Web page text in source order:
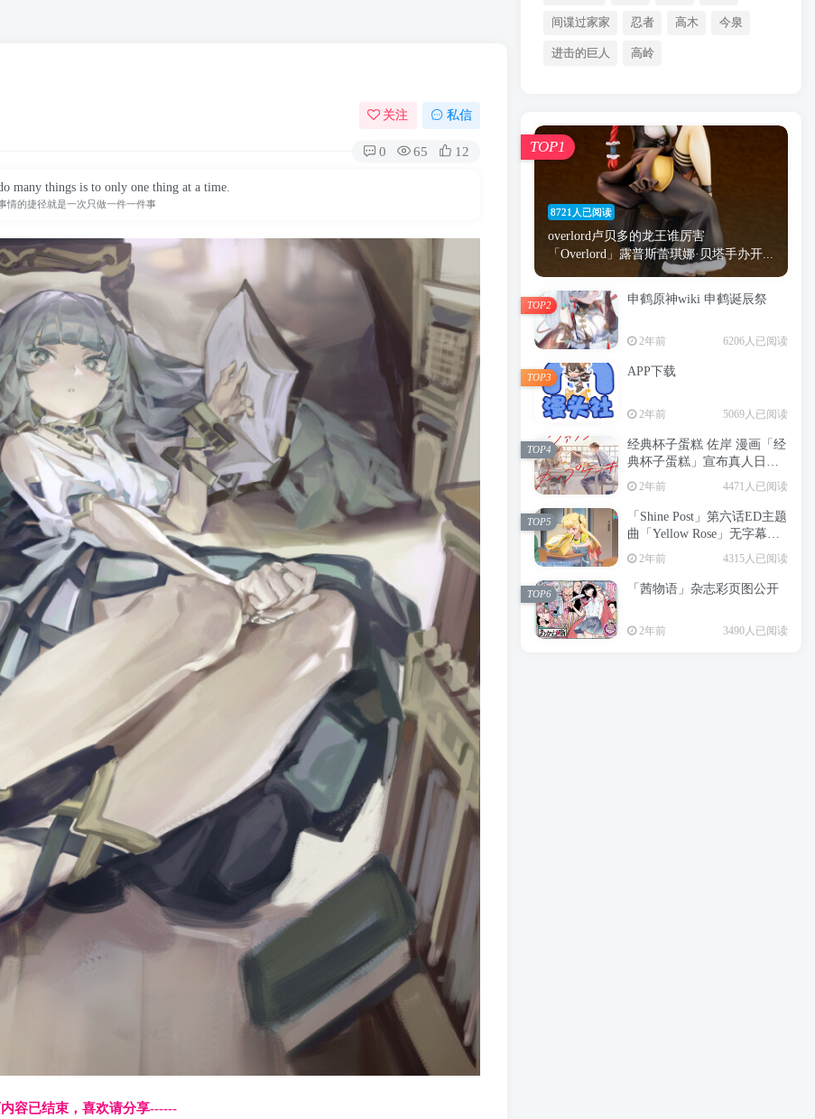
关注 私信
0 65 12
many things is to only one thing at a time.
情的捷径就是一次只做一件一件事
容已结束，喜欢请分享------
间谍过家家 忍者 高木 今泉
进击的巨人 高岭
8721人已阅读
overlord卢贝多的龙王谁厉害
「Overlord」露普斯蕾琪娜·贝塔手办开...
TOP1
申鹤原神wiki 申鹤诞辰祭
2年前 6206人已阅读
TOP2
APP下载
2年前 5069人已阅读
TOP3
经典杯子蛋糕 佐岸 漫画「经
典杯子蛋糕」宣布真人日剧
化
2年前 4471人已阅读
TOP4
「Shine Post」第六话ED主题
曲「Yellow Rose」无字幕MV
公开
2年前 4315人已阅读
TOP5
「茜物语」杂志彩页图公开
2年前 3490人已阅读
TOP6
时间 秘密 手机 海贼王
鬼灭 萝莉 捆绑
间谍过家家 忍者 高木
进击的巨人 高岭
8721人已阅读
overlord卢贝多的龙王谁厉害
「Overlord」露普斯蕾琪娜·贝塔手办开...
TOP1
申鹤原神wiki 申鹤诞辰祭
2年前 6206人已阅读
TOP2
APP下载
2年前 5069人已阅读
TOP3
经典杯子蛋糕 佐岸 漫画「经
典杯子蛋糕」宣布真人日剧
TOP4